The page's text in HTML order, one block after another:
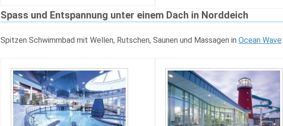
Spass und Entspannung unter einem Dach in Norddeich
Spitzen Schwimmbad mit Wellen, Rutschen, Saunen und Massagen in Ocean Wave: